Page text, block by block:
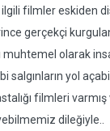
ilgili filmler eskiden
gerçekçi
muhtemel olarak
salgınların yol
filmleri
dileğiyle..